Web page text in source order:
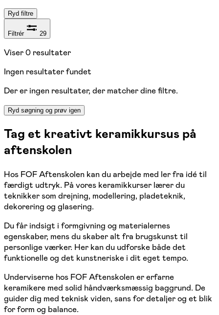
Ryd filtre
Filtrér 29
Viser0 resultater
Ingen resultater fundet
Der er ingen resultater, der matcher dine filtre.
Ryd søgning og prøv igen
Tag et kreativt keramikkursus på
aftenskolen
Hos FOF Aftenskolen kan du arbejde med ler fra idé til
færdigt udtryk. På vores keramikkurser lærer du
teknikker som drejning, modellering, pladeteknik,
dekorering og glasering.
Du får indsigt i formgivning og materialernes
egenskaber, mens du skaber alt fra brugskunst til
personlige værker. Her kan du udforske både det
funktionelle og det kunstneriske i dit eget tempo.
Underviserne hos FOF Aftenskolen er erfarne
keramikere med solid håndværksmæssig baggrund. De
guider dig med teknisk viden, sans for detaljer og et blik
for form og balance.